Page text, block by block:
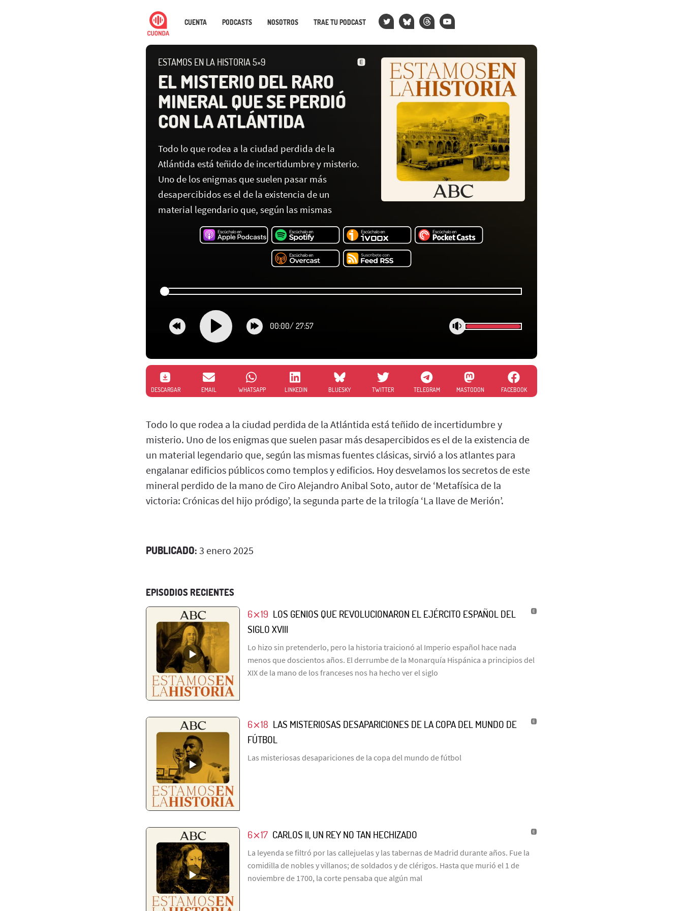
CUENTA PODCASTS NOSOTROS TRAE TU PODCAST
ESTAMOS EN LA HISTORIA 5×9
EL MISTERIO DEL RARO
MINERAL QUE SE PERDIÓ
CON LA ATLÁNTIDA
Todo lo que rodea a la ciudad perdida de la
Atlántida está teñido de incertidumbre y misterio.
Uno de los enigmas que suelen pasar más
desapercibidos es el de la existencia de un
material legendario que, según las mismas
00:00/ 27:57
DESCARGAR EMAIL WHATSAPP LINKEDIN BLUESKY TWITTER TELEGRAM MASTODON FACEBOOK
Todo lo que rodea a la ciudad perdida de la Atlántida está teñido de incertidumbre y
misterio. Uno de los enigmas que suelen pasar más desapercibidos es el de la existencia de
un material legendario que, según las mismas fuentes clásicas, sirvió a los atlantes para
engalanar edificios públicos como templos y edificios. Hoy desvelamos los secretos de este
mineral perdido de la mano de Ciro Alejandro Anibal Soto, autor de ‘Metafísica de la
victoria: Crónicas del hijo pródigo’, la segunda parte de la trilogía ‘La llave de Merión’.
PUBLICADO: 3 enero 2025
EPISODIOS RECIENTES
6⨯19 LOS GENIOS QUE REVOLUCIONARON EL EJÉRCITO ESPAÑOL DEL
SIGLO XVIII
Lo hizo sin pretenderlo, pero la historia traicionó al Imperio español hace nada
menos que doscientos años. El derrumbe de la Monarquía Hispánica a principios del
XIX de la mano de los franceses nos ha hecho ver el siglo
6⨯18 LAS MISTERIOSAS DESAPARICIONES DE LA COPA DEL MUNDO DE
FÚTBOL
Las misteriosas desapariciones de la copa del mundo de fútbol
6⨯17 CARLOS II, UN REY NO TAN HECHIZADO
La leyenda se filtró por las callejuelas y las tabernas de Madrid durante años. Fue la
comidilla de nobles y villanos; de soldados y de clérigos. Hasta que murió el 1 de
noviembre de 1700, la corte pensaba que algún mal